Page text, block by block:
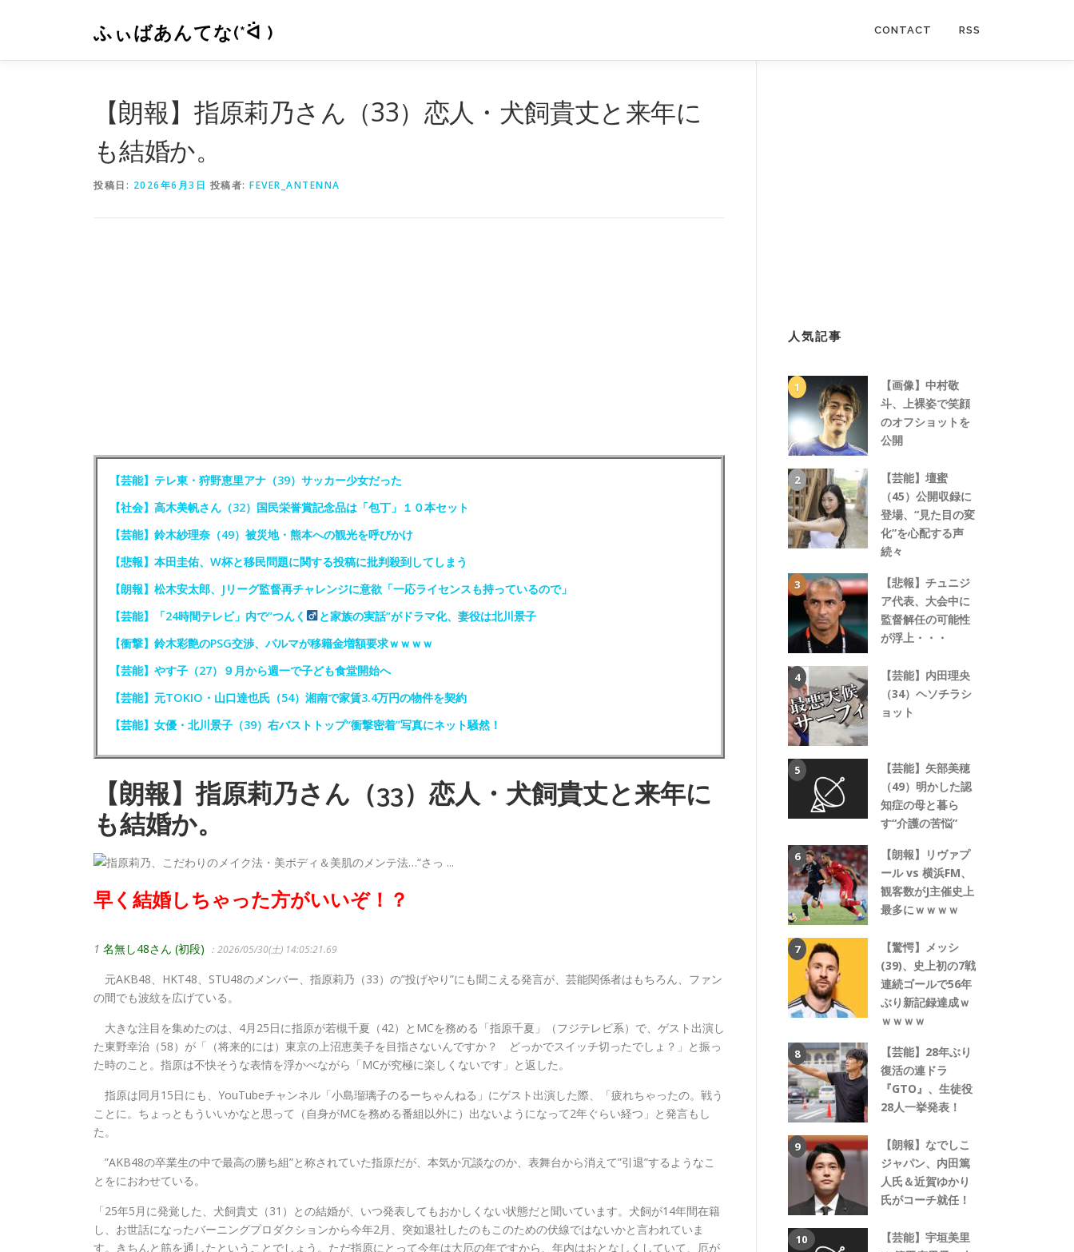
ン
ふぃばあんてな(*ᐛ ) CONTACT RSS
【朗報】指原莉乃さん（33）恋人・犬飼貴丈と来年に
も結婚か。
投稿日: 2026年6月3日 投稿者: FEVER_ANTENNA
【芸能】テレ東・狩野恵里アナ（39）サッカー少女だった
【社会】高木美帆さん（32）国民栄誉賞記念品は「包丁」１０本セット
【芸能】鈴木紗理奈（49）被災地・熊本への観光を呼びかけ
【悲報】本田圭佑、W杯と移民問題に関する投稿に批判殺到してしまう
【朗報】松木安太郎、Jリーグ監督再チャレンジに意欲「一応ライセンスも持っているので」
【芸能】「24時間テレビ」内で”つんく
と家族の実話”がドラマ化、妻役は北川景子
【衝撃】鈴木彩艶のPSG交渉、パルマが移籍金増額要求ｗｗｗｗ
【芸能】やす子（27）９月から週一で子ども食堂開始へ
【芸能】元TOKIO・山口達也氏（54）湘南で家賃3.4万円の物件を契約
【芸能】女優・北川景子（39）右バストトップ“衝撃密着”写真にネット騒然！
【朗報】指原莉乃さん（33）恋人・犬飼貴丈と来年に
も結婚か。
早く結婚しちゃった方がいいぞ！？
1 名無し48さん (初段) ：2026/05/30(土) 14:05:21.69
元AKB48、HKT48、STU48のメンバー、指原莉乃（33）の”投げやり”にも聞こえる発言が、芸能関係者はもちろん、ファン
の間でも波紋を広げている。
大きな注目を集めたのは、4月25日に指原が若槻千夏（42）とМCを務める「指原千夏」（フジテレビ系）で、ゲスト出演し
た東野幸治（58）が「（将来的には）東京の上沼恵美子を目指さないんですか？ どっかでスイッチ切ったでしょ？」と振っ
た時のこと。指原は不快そうな表情を浮かべながら「МCが究極に楽しくないです」と返した。
指原は同月15日にも、YouTubeチャンネル「小島瑠璃子のるーちゃんねる」にゲスト出演した際、「疲れちゃったの。戦う
ことに。ちょっともういいかなと思って（自身がМCを務める番組以外に）出ないようになって2年ぐらい経つ」と発言もし
た。
”AKB48の卒業生の中で最高の勝ち組”と称されていた指原だが、本気か冗談なのか、表舞台から消えて”引退”するようなこ
とをにおわせている。
「25年5月に発覚した、犬飼貴丈（31）との結婚が、いつ発表してもおかしくない状態だと聞いています。犬飼が14年間在籍
し、お世話になったバーニングプロダクションから今年2月、突如退社したのもこのための伏線ではないかと言われていま
す。きちんと筋を通したということでしょう。ただ指原にとって今年は大厄の年ですから、年内はおとなしくしていて、厄が
人気記事
【画像】中村敬
斗、上裸姿で笑顔
のオフショットを
公開
【芸能】壇蜜
（45）公開収録に
登場、“見た目の変
化”を心配する声
続々
【悲報】チュニジ
ア代表、大会中に
監督解任の可能性
が浮上・・・
【芸能】内田理央
（34）ヘソチラシ
ョット
【芸能】矢部美穂
（49）明かした認
知症の母と暮ら
す“介護の苦悩”
【朗報】リヴァプ
ール vs 横浜FM、
観客数がJ主催史上
最多にｗｗｗｗ
【驚愕】メッシ
(39)、史上初の7戦
連続ゴールで56年
ぶり新記録達成ｗ
ｗｗｗｗ
【芸能】28年ぶり
復活の連ドラ
『GTO』、生徒役
28人一挙発表！
【朗報】なでしこ
ジャパン、内田篤
人氏＆近賀ゆかり
氏がコーチ就任！
【芸能】宇垣美里